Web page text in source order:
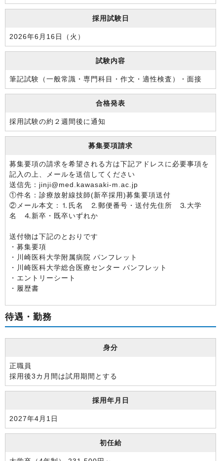
採用試験日
2026年6月16日（火）
試験内容
筆記試験（一般常識・専門科目・作文・適性検査）・面接
合格発表
採用試験の約２週間後に通知
募集要項請求
募集要項の請求を希望される方は下記アドレスに必要事項を
記入の上、メールを送信してください
送信先：jinji@med.kawasaki-m.ac.jp
①件名：診療放射線技師(新卒採用)募集要項送付
②メール本文：⒈氏名 ⒉郵便番号・送付先住所 ⒊大学
名 ⒋新卒・既卒いずれか
送付物は下記のとおりです
・募集要項
・川崎医科大学附属病院 パンフレット
・川崎医科大学総合医療センター パンフレット
・エントリーシート
・履歴書
待遇・勤務
身分
正職員
採用後3カ月間は試用期間とする
採用年月日
2027年4月1日
初任給